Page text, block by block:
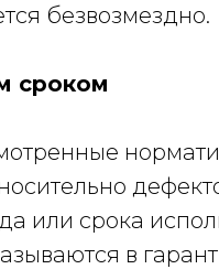
безвозмездно.
сроком
или срока
в